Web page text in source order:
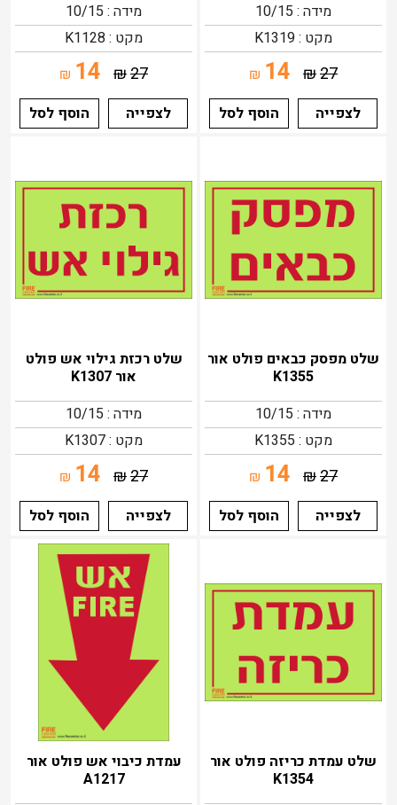
מידה : 10/15
מקט : K1319
27
₪
14
₪
לצפייה
הוסף לסל
מידה : 10/15
מקט : K1128
27
₪
14
₪
לצפייה
הוסף לסל
שלט מפסק כבאים פולט אור
K1355
מידה : 10/15
מקט : K1355
27
₪
14
₪
לצפייה
הוסף לסל
שלט רכזת גילוי אש פולט
אור K1307
מידה : 10/15
מקט : K1307
27
₪
14
₪
לצפייה
הוסף לסל
שלט עמדת כריזה פולט אור
K1354
עמדת כיבוי אש פולט אור
A1217